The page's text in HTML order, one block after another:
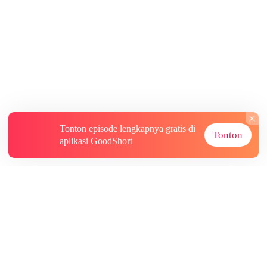
Tonton episode lengkapnya gratis di
aplikasi GoodShort
Tonton